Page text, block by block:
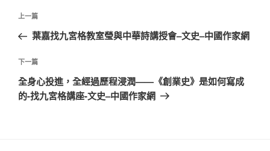
文
導
覽
上
一
文
章
上一篇
葉嘉找九宮格教室瑩與中華詩講授會–文史–中國作家網
下
一
篇
下一篇
全身心投進，全經過歷程浸潤——《創業史》是如何寫成
的-找九宮格講座-文史–中國作家網